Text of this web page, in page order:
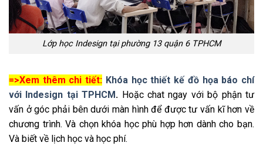
Lớp học Indesign tại phường 13 quận 6 TPHCM
=>Xem thêm chi tiết: Khóa học thiết kế đồ họa báo chí
với Indesign tại TPHCM. Hoặc chat ngay với bộ phận tư
vấn ở góc phải bên dưới màn hình để được tư vấn kĩ hơn về
chương trình. Và chọn khóa học phù hợp hơn dành cho bạn.
Và biết về lịch học và học phí.